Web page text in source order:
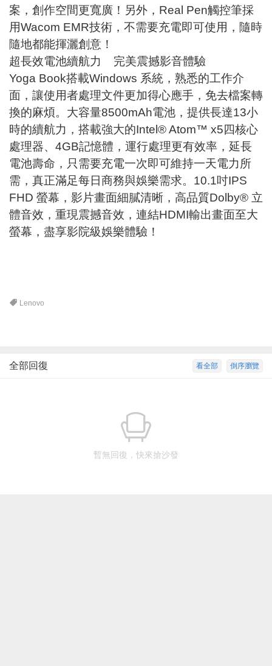
案，創作空間更寬廣！另外，Real Pen觸控筆採
用Wacom EMR技術，不需要充電即可使用，隨時
隨地都能揮灑創意！
超長效電池續航力 完美震撼影音體驗
Yoga Book搭載Windows 系統，熟悉的工作介
面，讓使用者處理文件更加得心應手，免去檔案轉
換的麻煩。大容量8500mAh電池，提供長達13小
時的續航力，搭載強大的Intel® Atom™ x5四核心
處理器、4GB記憶體，運行處理更有效率，延長
電池壽命，只需要充電一次即可維持一天電力所
需，真正滿足每日商務與娛樂需求。10.1吋IPS
FHD 螢幕，影片畫面細膩清晰，高品質Dolby® 立
體音效，重現震撼音效，連結HDMI輸出畫面至大
螢幕，盡享影院級娛樂體驗！
Lenovo
倒序瀏覽
看全部
全部回復
暫無回復，快來搶沙發